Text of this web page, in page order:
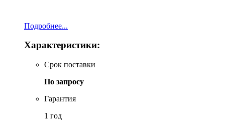
Подробнее...
Характеристики:
Срок поставки
По запросу
Гарантия
1 год